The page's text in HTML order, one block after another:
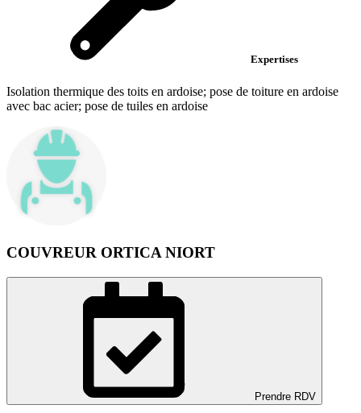
Expertises
Isolation thermique des toits en ardoise; pose de toiture en ardoise
avec bac acier; pose de tuiles en ardoise
COUVREUR ORTICA NIORT
Prendre RDV